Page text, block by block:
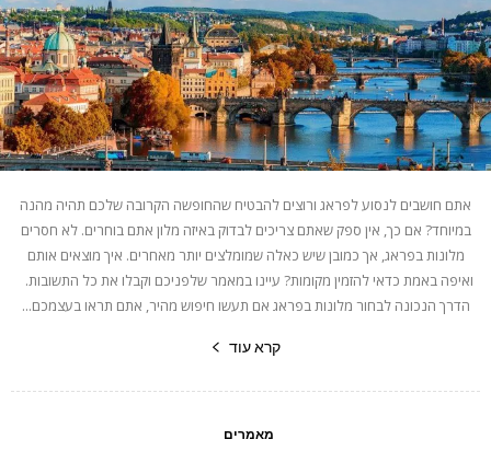
אתם חושבים לנסוע לפראג ורוצים להבטיח שהחופשה הקרובה שלכם תהיה מהנה
במיוחד? אם כך, אין ספק שאתם צריכים לבדוק באיזה מלון אתם בוחרים. לא חסרים
מלונות בפראג, אך כמובן שיש כאלה שמומלצים יותר מאחרים. איך מוצאים אותם
ואיפה באמת כדאי להזמין מקומות? עיינו במאמר שלפניכם וקבלו את כל התשובות.
הדרך הנכונה לבחור מלונות בפראג אם תעשו חיפוש מהיר, אתם תראו בעצמכם...
קרא עוד
מאמרים